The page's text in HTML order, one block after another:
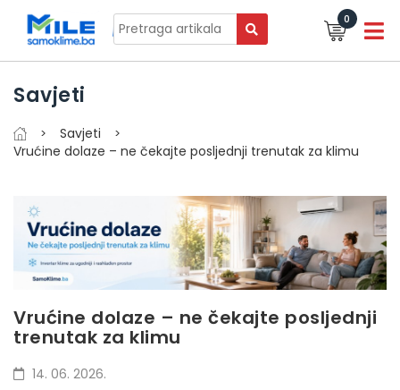
0
Savjeti
Savjeti
Vrućine dolaze – ne čekajte posljednji trenutak za klimu
Vrućine dolaze – ne čekajte posljednji
trenutak za klimu
14. 06. 2026.